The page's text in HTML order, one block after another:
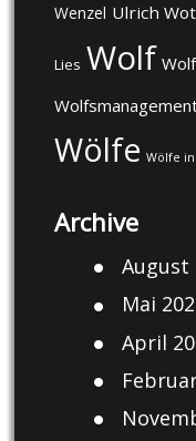
Wenzel Ulrich
Lies Wolf
Wölfe Wölfe
Archive
August
Mai
April